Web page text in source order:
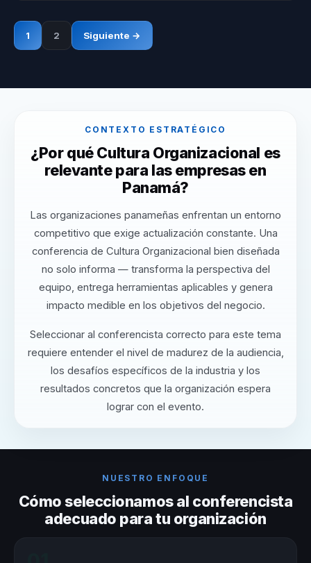
1 2 Siguiente →
CONTEXTO ESTRATÉGICO
¿Por qué Cultura Organizacional es
relevante para las empresas en
Panamá?
Las organizaciones panameñas enfrentan un entorno
competitivo que exige actualización constante. Una
conferencia de Cultura Organizacional bien diseñada
no solo informa — transforma la perspectiva del
equipo, entrega herramientas aplicables y genera
impacto medible en los objetivos del negocio.
Seleccionar al conferencista correcto para este tema
requiere entender el nivel de madurez de la audiencia,
los desafíos específicos de la industria y los
resultados concretos que la organización espera
lograr con el evento.
NUESTRO ENFOQUE
Cómo seleccionamos al conferencista
adecuado para tu organización